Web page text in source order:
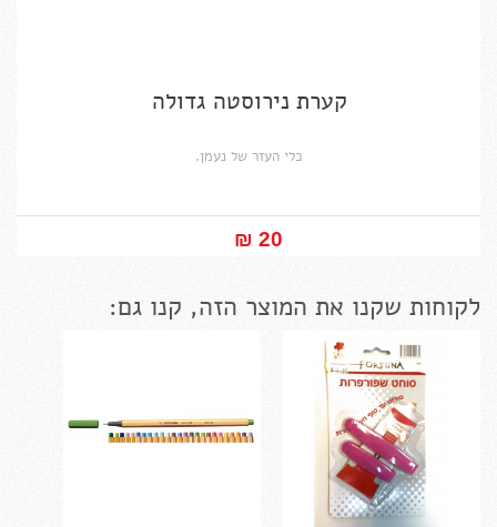
קערת נירוסטה גדולה
כלי העזר של נעמן.
20 ₪‎
לקוחות שקנו את המוצר הזה, קנו גם: